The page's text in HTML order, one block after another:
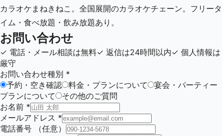
カラオケまねきねこ。全国展開のカラオケチェーン。フリータ
イム・食べ放題・飲み放題あり。
お問い合わせ
✓ 電話・メール相談は無料✓ 返信は24時間以内✓ 個人情報は
厳守
お問い合わせ種別 *
予約・空き確認
料金・プランについて
宴会・パーティー
プランについて
その他のご質問
お名前 *
メールアドレス *
電話番号
（任意）